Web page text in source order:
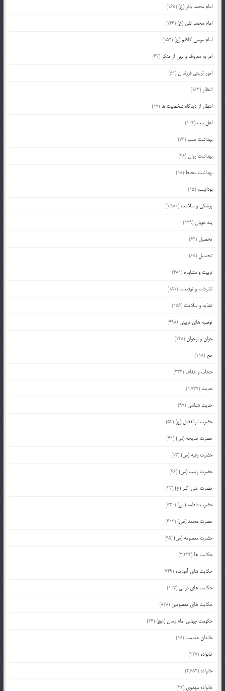
امام محمد باقر (ع)(165)
امام محمد تقی (ع)(146)
امام موسی کاظم (ع)(152)
امر به معروف و نهی از منکر (63)
امور تربیتی فرزندان(51)
انتظار (164)
انتظار از دیدگاه شخصیت ها (17)
اهل بیت (104)
بهداشت جسم(73)
بهداشت روان(26)
بهداشت محیط (18)
بودائیسم(15)
پزشکی و سلامت (1,980)
پند خوبان(129)
تحصیل (62)
تحصیل (65)
تربیت و مشاوره (481)
تشرفات و توقیعات (181)
تغذیه و سلامت (156)
توصیه های تربیتی (498)
جوان و نوجوان(148)
حج (118)
حجاب و عفاف (333)
حدیث (1,737)
حدیث شناسی (97)
حضرت ابوالفضل (ع)(54)
حضرت خدیجه (س)(41)
حضرت رقیه (س)(13)
حضرت زینب (س)(66)
حضرت علی اکبر (ع)(23)
حضرت فاطمه (س)(530)
حضرت محمد (ص)(613)
حضرت معصومه (س)(45)
حکایت ها (2,244)
حکایت های آموزنده (749)
حکایت های قرآنی (107)
حکایت های معصومین (838)
حکومت جهانی امام زمان (عج)(24)
خاندان عصمت (15)
خانواده (227)
خانواده (2,682)
خانواده مهدوی (22)